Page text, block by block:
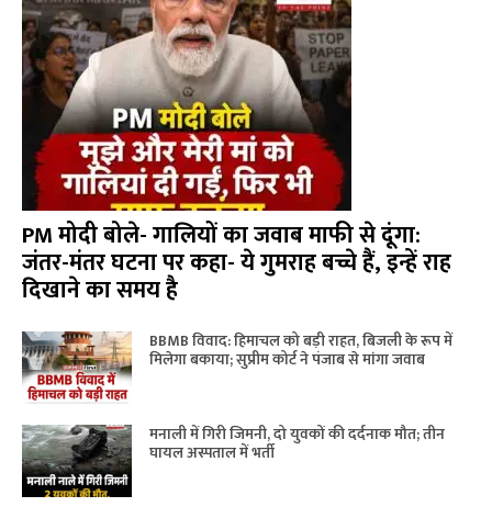
PM मोदी बोले- गालियों का जवाब माफी से दूंगा:
जंतर-मंतर घटना पर कहा- ये गुमराह बच्चे हैं, इन्हें राह
दिखाने का समय है
BBMB विवाद: हिमाचल को बड़ी राहत, बिजली के रूप में
मिलेगा बकाया; सुप्रीम कोर्ट ने पंजाब से मांगा जवाब
मनाली में गिरी जिमनी, दो युवकों की दर्दनाक मौत; तीन
घायल अस्पताल में भर्ती